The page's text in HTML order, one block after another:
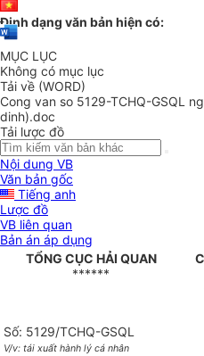
Định dạng văn bản hiện có:
MỤC LỤC
Không có mục lục
Tải về (WORD)
Cong van so 5129-TCHQ-GSQL
dinh).doc
Tải lược đồ
Nội dung VB
Văn bản gốc
Tiếng anh
Lược đồ
VB liên quan
Bản án áp dụng
TỔNG CỤC HẢI QUAN
******
Số: 5129/TCHQ-GSQL
V/v: tái xuất hành lý cá nhân